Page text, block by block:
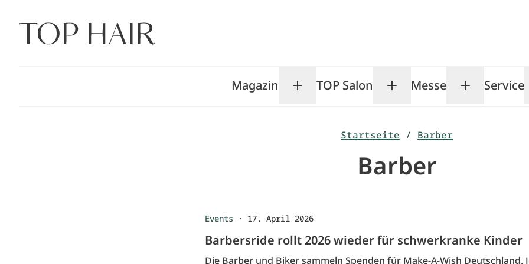
Inhalt
springen
Magazin Toggle Magazin submenu
TOP Salon Toggle TOP Salon
Messe ToggleService
Startseite / Barber
Barber
Events · 17. April 2026
Barbersride rollt 2026 wieder für schwerkranke Kinder
Die Barber und Biker sammeln Spenden für Make-A-Wish Deutschland.